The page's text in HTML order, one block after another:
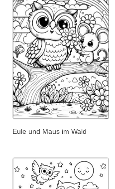
Eule und Maus im Wald